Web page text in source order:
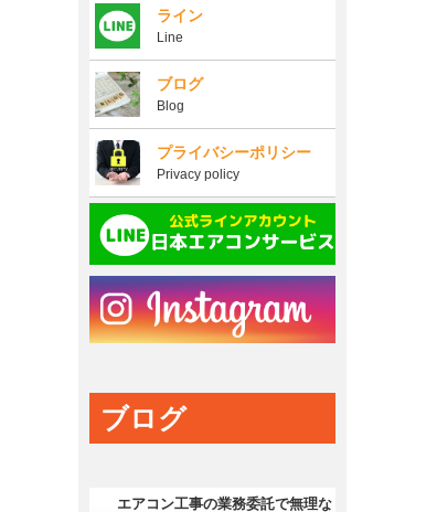
ライン
Line
ブログ
Blog
プライバシーポリシー
Privacy policy
ブログ
エアコン工事の業務委託で無理な